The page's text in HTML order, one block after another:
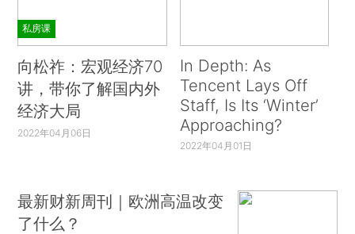
私房课
向松祚：宏观经济70
讲，带你了解国内外
经济大局
2022年04月06日
In Depth: As
Tencent Lays Off
Staff, Is Its ‘Winter’
Approaching?
2022年04月01日
最新财新周刊｜欧洲高温改变
了什么？